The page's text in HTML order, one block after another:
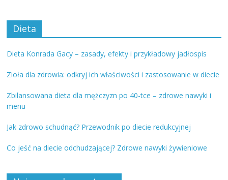
Dieta
Dieta Konrada Gacy – zasady, efekty i przykładowy jadłospis
Zioła dla zdrowia: odkryj ich właściwości i zastosowanie w diecie
Zbilansowana dieta dla mężczyzn po 40-tce – zdrowe nawyki i
menu
Jak zdrowo schudnąć? Przewodnik po diecie redukcyjnej
Co jeść na diecie odchudzającej? Zdrowe nawyki żywieniowe